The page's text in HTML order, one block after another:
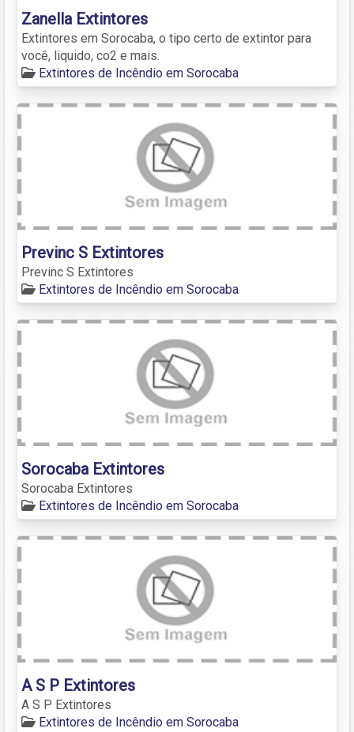
Zanella Extintores
Extintores em Sorocaba, o tipo certo de extintor para
você, liquido, co2 e mais.
Extintores de Incêndio em Sorocaba
Previnc S Extintores
Previnc S Extintores
Extintores de Incêndio em Sorocaba
Sorocaba Extintores
Sorocaba Extintores
Extintores de Incêndio em Sorocaba
A S P Extintores
A S P Extintores
Extintores de Incêndio em Sorocaba